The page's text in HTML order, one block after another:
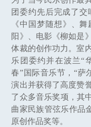
团委约先后完成了交
《中国梦随想》、
阳》、电影《柳如是
体裁的创作功力。室
乐团委约并在波兰“
春”国际音乐节，“萨
演出并获得了高度赞
了众多音乐奖项，其
曲家民族管弦乐作品
原创作品奖等。